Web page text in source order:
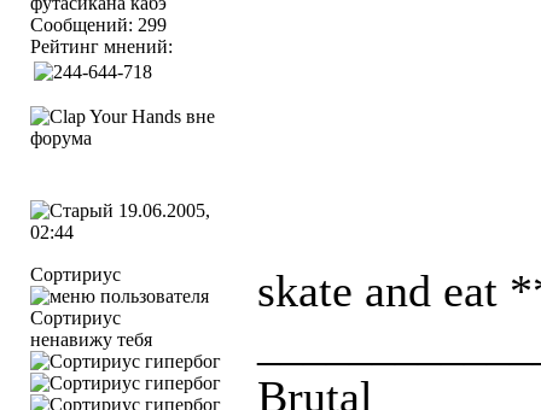
Сообщений: 299
Рейтинг мнений:
19.06.2005,
02:44
Сортириус
ненавижу тебя
skate and eat
Brutal